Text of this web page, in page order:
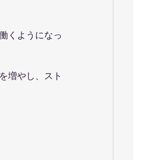
くようになっ
増やし、スト